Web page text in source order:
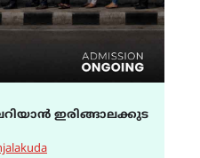
ഇരിങ്ങാലക്കുട